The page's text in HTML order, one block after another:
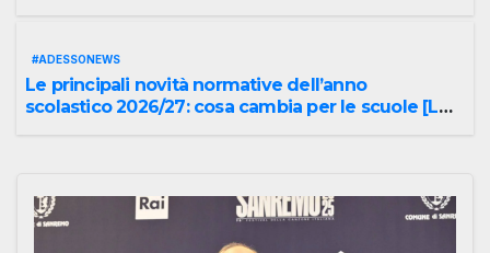
#ADESSONEWS
Le principali novità normative dell’anno
scolastico 2026/27: cosa cambia per le scuole [LO